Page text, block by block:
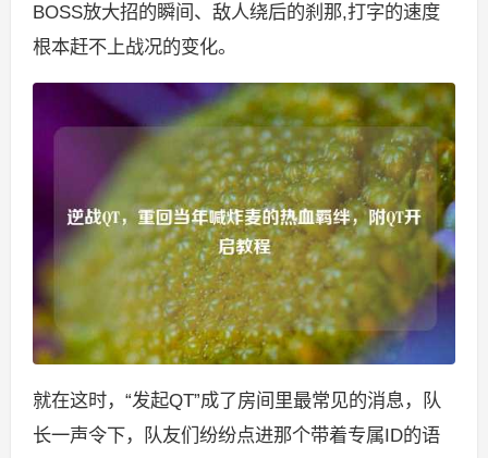
BOSS放大招的瞬间、敌人绕后的刹那,打字的速度
根本赶不上战况的变化。
就在这时，“发起QT”成了房间里最常见的消息，队
长一声令下，队友们纷纷点进那个带着专属ID的语